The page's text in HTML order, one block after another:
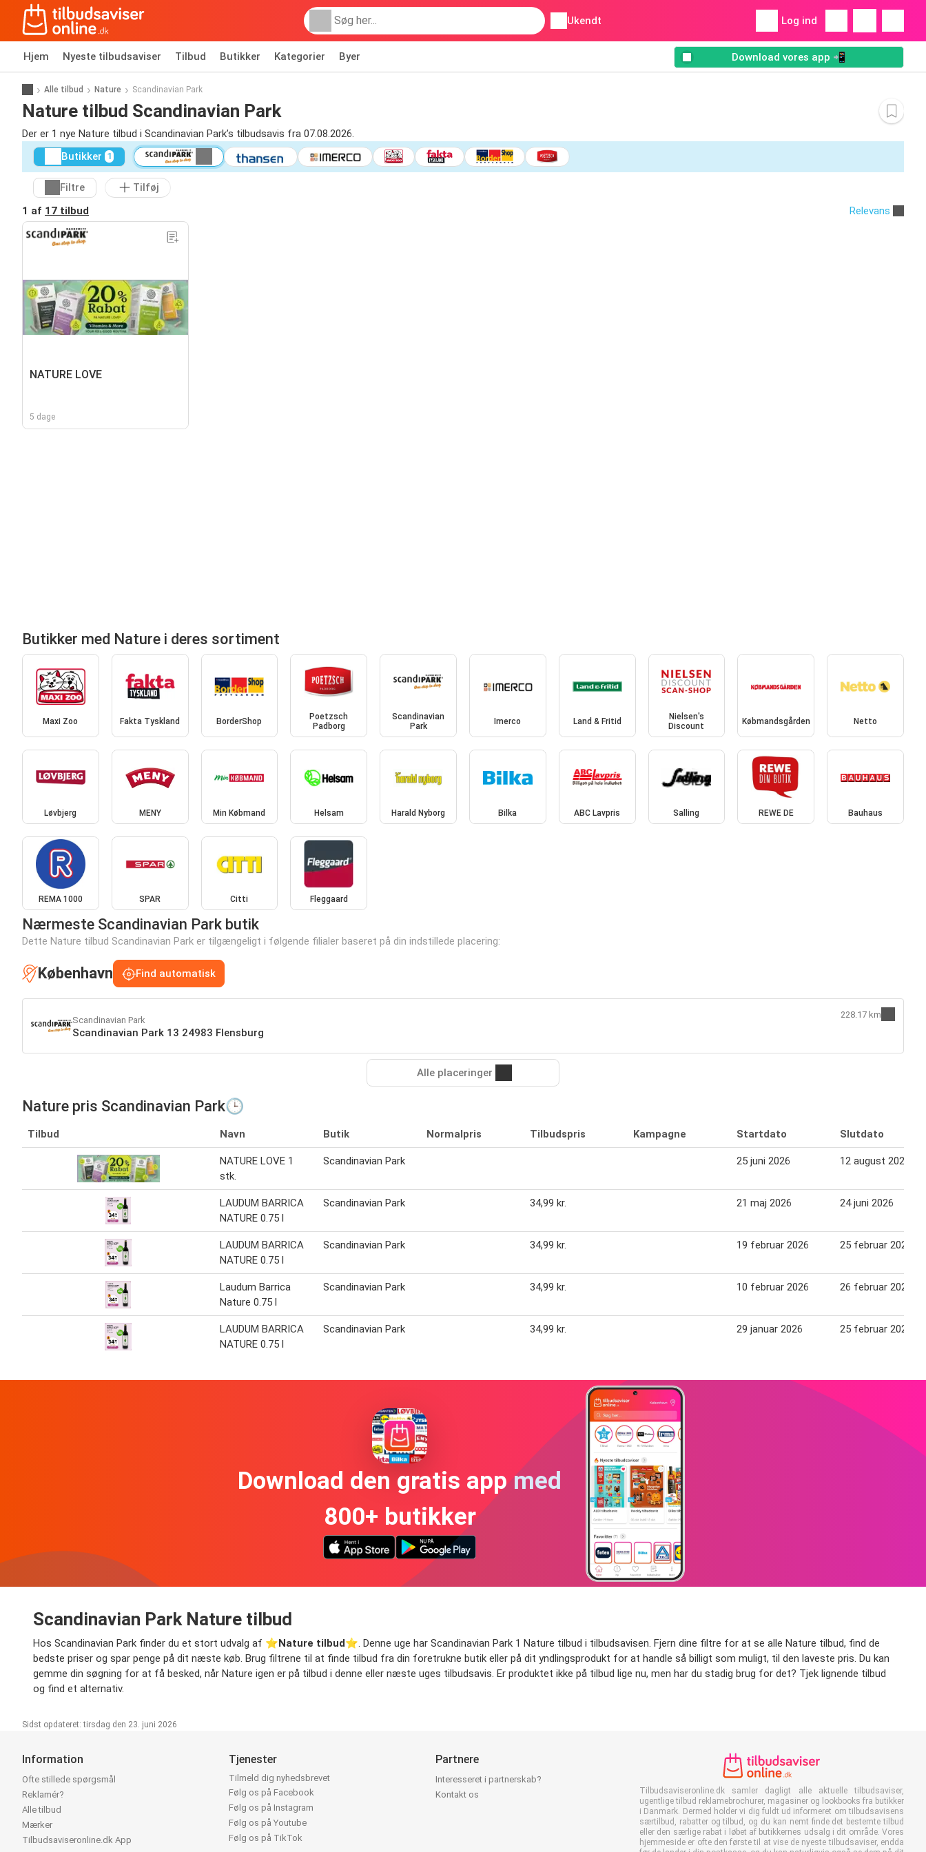
Ukendt Log ind
Hjem Nyeste tilbudsaviser Tilbud Butikker Kategorier Byer Download vores app 📲
Alle tilbud Nature Scandinavian Park
Nature tilbud Scandinavian Park
Der er 1 nye Nature tilbud i Scandinavian Park’s tilbudsavis fra 07.08.2026.
Butikker 1
Filtre
Tilføj
1 af 17 tilbud Relevans
NATURE LOVE
5 dage
Butikker med Nature i deres sortiment
Maxi Zoo Fakta Tyskland BorderShop
Poetzsch
Padborg
Scandinavian
Park
Imerco Land & Fritid
Nielsen's
Discount
Købmandsgården Netto
Løvbjerg MENY Min Købmand Helsam Harald Nyborg Bilka ABC Lavpris Salling REWE DE Bauhaus
REMA 1000 SPAR Citti Fleggaard
Nærmeste Scandinavian Park butik
Dette Nature tilbud Scandinavian Park er tilgængeligt i følgende filialer baseret på din indstillede placering:
København Find automatisk
Scandinavian Park
Scandinavian Park 13 24983 Flensburg
228.17 km
Alle placeringer
Nature pris Scandinavian Park🕒
Tilbud Navn Butik Normalpris Tilbudspris Kampagne Startdato Slutdato
NATURE LOVE 1
stk.
Scandinavian Park 25 juni 2026 12 august 2026
LAUDUM BARRICA
NATURE 0.75 l
Scandinavian Park 34,99 kr. 21 maj 2026 24 juni 2026
LAUDUM BARRICA
NATURE 0.75 l
Scandinavian Park 34,99 kr. 19 februar 2026 25 februar 2026
Laudum Barrica
Nature 0.75 l
Scandinavian Park 34,99 kr. 10 februar 2026 26 februar 2026
LAUDUM BARRICA
NATURE 0.75 l
Scandinavian Park 34,99 kr. 29 januar 2026 25 februar 2026
Download den gratis app med
800+ butikker
Scandinavian Park Nature tilbud
Hos Scandinavian Park finder du et stort udvalg af ⭐️Nature tilbud⭐️. Denne uge har Scandinavian Park 1 Nature tilbud i tilbudsavisen. Fjern dine filtre for at se alle Nature tilbud, find de
bedste priser og spar penge på dit næste køb. Brug filtrene til at finde tilbud fra din foretrukne butik eller på dit yndlingsprodukt for at handle så billigt som muligt, til den laveste pris. Du kan
gemme din søgning for at få besked, når Nature igen er på tilbud i denne eller næste uges tilbudsavis. Er produktet ikke på tilbud lige nu, men har du stadig brug for det? Tjek lignende tilbud
og find et alternativ.
Sidst opdateret: tirsdag den 23. juni 2026
Information
Ofte stillede spørgsmål
Reklamér?
Alle tilbud
Mærker
Tilbudsaviseronline.dk App
Tjenester
Tilmeld dig nyhedsbrevet
Følg os på Facebook
Følg os på Instagram
Følg os på Youtube
Følg os på TikTok
Partnere
Interesseret i partnerskab?
Kontakt os
Tilbudsaviseronline.dk samler dagligt alle aktuelle tilbudsaviser,
ugentlige tilbud reklamebrochurer, magasiner og lookbooks fra butikker
i Danmark. Dermed holder vi dig fuldt ud informeret om tilbudsavisens
særtilbud, rabatter og tilbud, og du kan nemt finde det bestemte tilbud
eller den særlige rabat i løbet af butikkernes udsalg i dit område. Vores
hjemmeside er ofte den første til at vise de nyeste tilbudsaviser, endda